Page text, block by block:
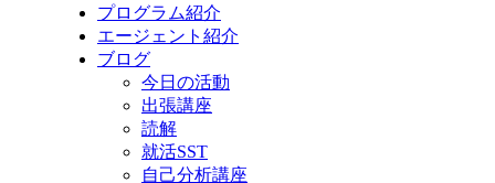
プログラム紹介
エージェント紹介
ブログ
今日の活動
出張講座
読解
就活SST
自己分析講座